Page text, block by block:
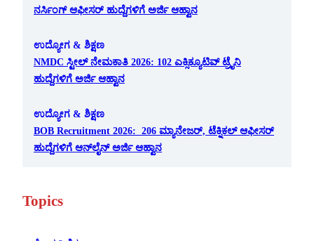
ನರ್ಸಿಂಗ್ ಆಫೀಸರ್ ಹುದ್ದೆಗಳಿಗೆ ಅರ್ಜಿ ಆಹ್ವಾನ
ಉದ್ಯೋಗ & ಶಿಕ್ಷಣ
NMDC ಸ್ಟೀಲ್ ನೇಮಕಾತಿ 2026: 102 ಎಕ್ಸಿಕ್ಯೂಟಿವ್ ಟ್ರೈನಿ
ಹುದ್ದೆಗಳಿಗೆ ಅರ್ಜಿ ಆಹ್ವಾನ
ಉದ್ಯೋಗ & ಶಿಕ್ಷಣ
BOB Recruitment 2026: 206 ಮ್ಯಾನೇಜರ್, ಟೆಕ್ನಿಕಲ್ ಆಫೀಸರ್
ಹುದ್ದೆಗಳಿಗೆ ಆನ್‌ಲೈನ್ ಅರ್ಜಿ ಆಹ್ವಾನ
Topics